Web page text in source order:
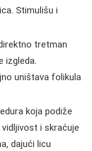
Stimulišu i
tretman
izgleda.
uništava folikula
koja podiže
i skraćuje
dajući licu